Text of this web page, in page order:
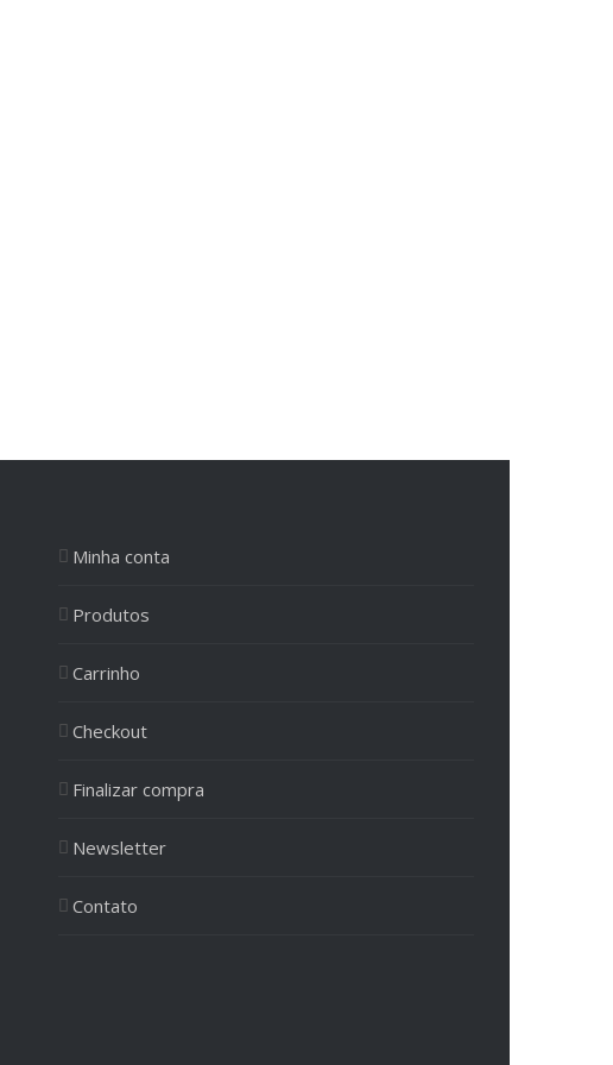
Minha conta
Produtos
Carrinho
Checkout
Finalizar compra
Newsletter
Contato